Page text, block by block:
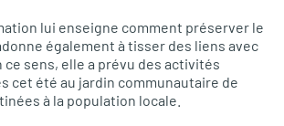
lui enseigne comment préserver le
également à tisser des liens avec
sens, elle a prévu des activités
cet été au jardin communautaire de
à la population locale.